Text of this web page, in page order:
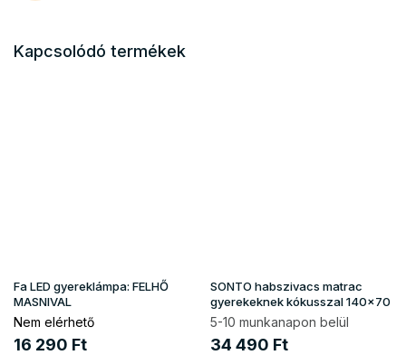
Kapcsolódó termékek
Fa LED gyereklámpa: FELHŐ
MASNIVAL
Nem elérhető
16 290 Ft
SONTO habszivacs matrac
gyerekeknek kókusszal 140x70
5-10 munkanapon belül
34 490 Ft